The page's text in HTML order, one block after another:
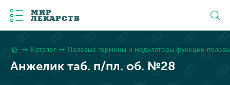
МИР
ЛЕКАРСТВ
home arrow_right_alt Каталог arrow_right_alt Половые гормоны и модуляторы функции
Анжелик таб. п/пл. об. №28